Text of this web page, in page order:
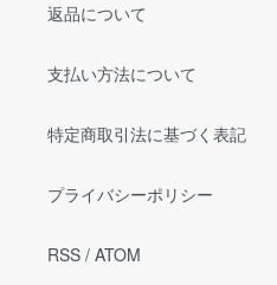
返品について
支払い方法について
特定商取引法に基づく表記
プライバシーポリシー
RSS / ATOM